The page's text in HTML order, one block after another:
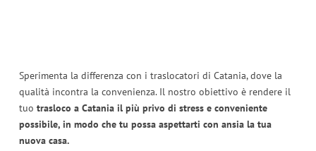
Sperimenta la differenza con i traslocatori di Catania, dove la
qualità incontra la convenienza. Il nostro obiettivo è rendere il
tuo trasloco a Catania il più privo di stress e conveniente
possibile, in modo che tu possa aspettarti con ansia la tua
nuova casa.